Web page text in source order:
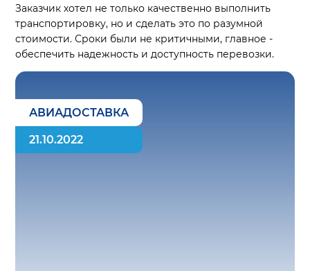
Заказчик хотел не только качественно выполнить
транспортировку, но и сделать это по разумной
стоимости. Сроки были не критичными, главное -
обеспечить надежность и доступность перевозки.
АВИАДОСТАВКА
21.10.2022